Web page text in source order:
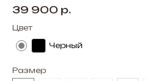
39 900 р.
Цвет
Черный
Размер